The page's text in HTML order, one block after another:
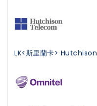
LK<斯里蘭卡> Hutchison